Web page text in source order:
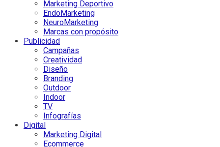
Marketing Deportivo
EndoMarketing
NeuroMarketing
Marcas con propósito
Publicidad
Campañas
Creatividad
Diseño
Branding
Outdoor
Indoor
TV
Infografías
Digital
Marketing Digital
Ecommerce